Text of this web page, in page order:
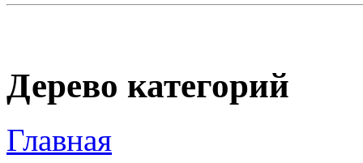
Дерево категорий
Главная